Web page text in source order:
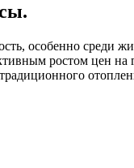
особенно среди
ростом цен на